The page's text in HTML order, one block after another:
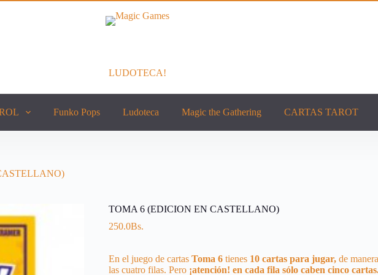
LUDOTECA!
Funko Pops Ludoteca Magic the Gathering CARTAS TAROT
TOMA 6 (EDICION EN CASTELLANO)
250.0Bs.
En el juego de cartas Toma 6tienes 10 cartas para jugar,de
las cuatro filas. Pero ¡atención! en cada fila sólo caben cinco